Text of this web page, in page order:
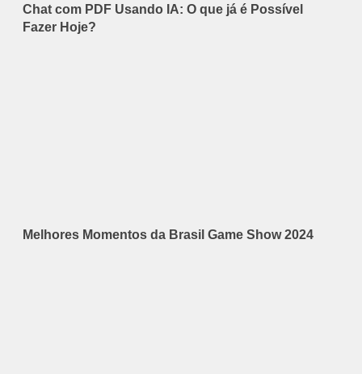
Chat com PDF Usando IA: O que já é Possível
Fazer Hoje?
Melhores Momentos da Brasil Game Show 2024